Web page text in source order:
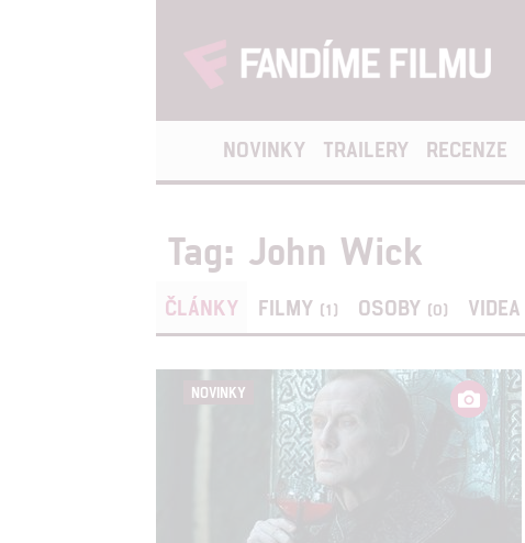
NOVINKY TRAILERY RECENZE
Tag: John Wick
ČLÁNKY FILMY (1) OSOBY (0) VIDEA
NOVINKY